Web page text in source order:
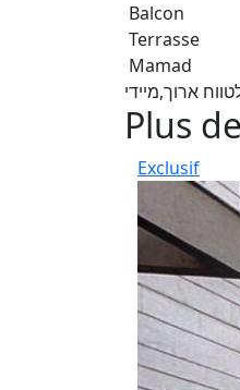
Balcon
Terrasse
Mamad
Plus
Exclusif